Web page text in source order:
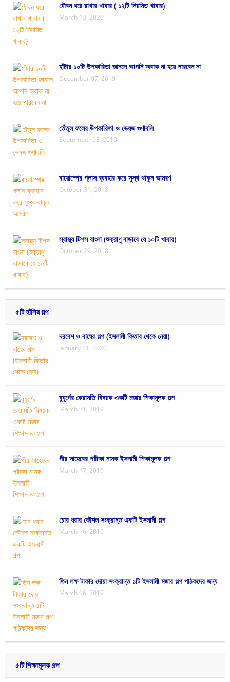
যৌবন ধরে রাখার খাবার ( ১২টি নিয়মিত খাবার)
March 13, 2020
হাঁটার ১০টি উপকারিতা জানলে আপনি অবাক না হয়ে পারবেন না
December 07, 2019
তেঁতুল ফলের উপকারিতা ও ভেষজ গুণাবলি
September 03, 2019
বায়োস্প্রে প্লাস ব্যবহার করে সুস্থ থাকুন আমরণ
October 31, 2018
স্বাস্থ্য টিপস বাংলা (শুক্রাণু বাড়াবে যে ১০টি খাবার)
October 29, 2018
৫টি হাঁসির গল্প
দরবেশ ও বাঘের গল্প (ইসলামী কিতাব থেকে নেয়া)
January 11, 2020
বুযুর্গের কেরামতি বিষয়ক একটি মজার শিক্ষামূলক গল্প
March 31, 2019
পীর সাহেবের পরীক্ষা নামক ইসলামী শিক্ষামূলক গল্প
March 17, 2019
চোর ধরার কৌশল সংক্রান্ত একটি ইসলামী গল্প
March 16, 2019
তিন লক্ষ টাকার দোয়া সংক্রান্ত ১টি ইসলামী মজার গল্প পাঠকদের জন্য
March 16, 2019
৫টি শিক্ষামূলক গল্প